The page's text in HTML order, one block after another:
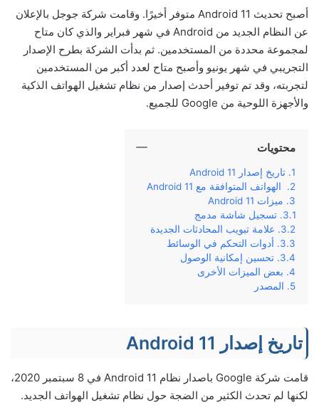
أصبح تحديث Android 11 متوفر أخيرًا. وقامت شركة جوجل بالإعلان
عن النظام الجديد من Android في شهر فبراير والذي كان متاح
لمجموعة محددة من المستخدمين. ثم بدأت الشركة بطرح الإصدار
التجريبي في شهر يونيو وأصبح متاح لعدد أكبر من المستخدمين
لتجربته، وقد تم توفير أحدث إصدار من نظام تشغيل الهواتف الذكية
والأجهزة اللوحية من Google للجميع.
محتويات
تاريخ إصدار Android 11
الهواتف المتوافقة مع Android 11
ميزات Android 11
تسجيل شاشة مدمج
علامة تبويب المحادثات الجديدة
أدوات التحكم في الوسائط
تحسين إمكانية الوصول
بعض الميزات الأخرى
المصدر
تاريخ إصدار Android 11
قامت شركة Google باصدار نظام Android 11 في 8 سبتمبر 2020،
لكنها لم تحدث الكثير من الضجة حول نظام تشغيل الهواتف الجديد.